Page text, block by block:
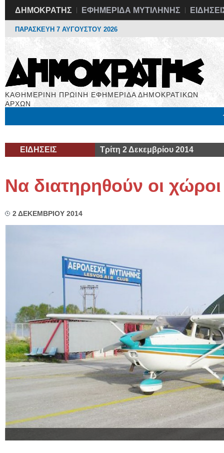
ΔΗΜΟΚΡΑΤΗΣ ΕΦΗΜΕΡΙΔΑ ΜΥΤΙΛΗΝΗΣ
ΠΑΡΑΣΚΕΥΗ 7 ΑΥΓΟΥΣΤΟΥ 2026
ΚΑΘΗΜΕΡΙΝΗ ΠΡΩΙΝΗ ΕΦΗΜΕΡΙΔΑ ΔΗΜΟΚΡΑΤΙΚΩΝ
ΑΡΧΩΝ
ΕΙΔΗΣΕΙΣ Τρίτη 2 Δεκεμβρίου 2014
Να διατηρηθούν οι
2 ΔΕΚΕΜΒΡΙΟΥ 2014